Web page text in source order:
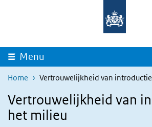
Menu
Home Vertrouwelijkheid van
Vertrouwelijkheid van
het milieu